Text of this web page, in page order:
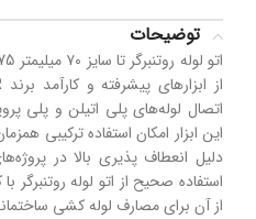
توضیحات
اتصال لوله‌های پلی اتیلن و پلی
این ابزار امکان استفاده ترکیبی
دلیل انعطاف پذیری بالا در
استفاده صحیح از اتو لوله
از آن برای مصارف لوله کشی